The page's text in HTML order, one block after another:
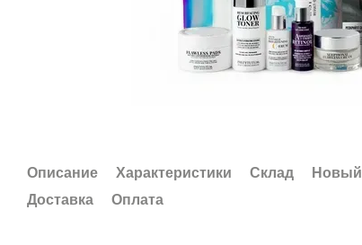
Описание Характеристики Склад
Доставка
Оплата